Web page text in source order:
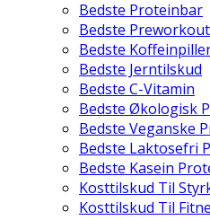
Bedste Proteinbar
Bedste Preworkout
Bedste
Bedste Jerntilskud
Bedste C-Vitamin
Bedste Økologisk
Bedste Veganske
Bedste Laktosefri
Bedste Kasein
Kosttilskud Til
Kosttilskud Til